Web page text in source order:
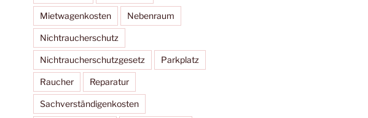
Mietwagenkosten Nebenraum
Nichtraucherschutz
Nichtraucherschutzgesetz Parkplatz
Raucher Reparatur
Sachverständigenkosten